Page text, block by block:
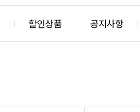
할인상품 공지사항